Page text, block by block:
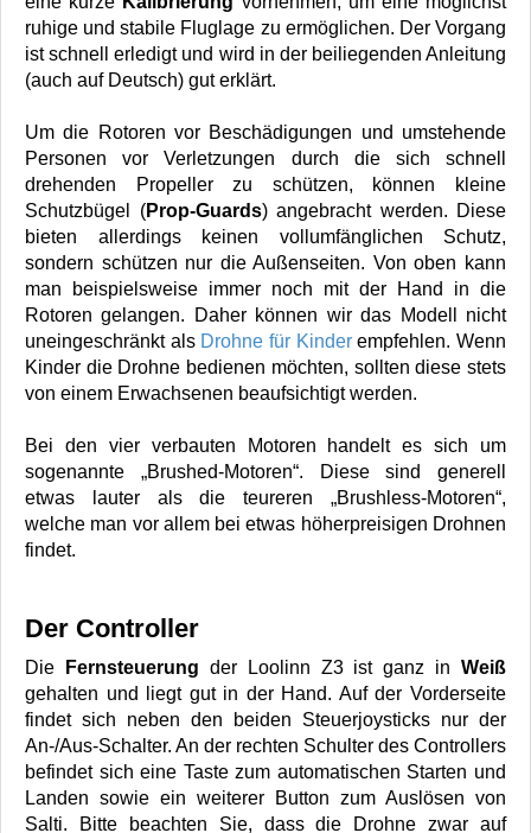
ruhige und stabile Fluglage zu ermöglichen. Der Vorgang
ist schnell erledigt und wird in der beiliegenden Anleitung
(auch auf Deutsch) gut erklärt.
Um die Rotoren vor Beschädigungen und umstehende
Personen vor Verletzungen durch die sich schnell
drehenden Propeller zu schützen, können kleine
Schutzbügel (Prop-Guards) angebracht werden. Diese
bieten allerdings keinen vollumfänglichen Schutz,
sondern schützen nur die Außenseiten. Von oben kann
man beispielsweise immer noch mit der Hand in die
Rotoren gelangen. Daher können wir das Modell nicht
uneingeschränkt als Drohne für Kinderempfehlen. Wenn
Kinder die Drohne bedienen möchten, sollten diese stets
von einem Erwachsenen beaufsichtigt werden.
Bei den vier verbauten Motoren handelt es sich um
sogenannte „Brushed-Motoren“. Diese sind generell
etwas lauter als die teureren „Brushless-Motoren“,
welche man vor allem bei etwas höherpreisigen Drohnen
findet.
Der Controller
Die Fernsteuerung der Loolinn Z3 ist ganz in Weiß
gehalten und liegt gut in der Hand. Auf der Vorderseite
findet sich neben den beiden Steuerjoysticks nur der
An-/Aus-Schalter. An der rechten Schulter des Controllers
befindet sich eine Taste zum automatischen Starten und
Landen sowie ein weiterer Button zum Auslösen von
Salti. Bitte beachten Sie, dass die Drohne zwar auf